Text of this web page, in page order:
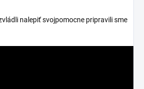
nalepiť svojpomocne pripravili sme